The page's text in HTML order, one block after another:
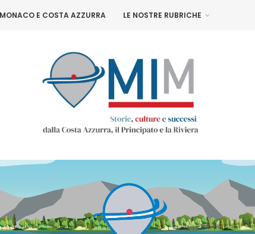
E COSTA AZZURRA LE NOSTRE RUBRICHE